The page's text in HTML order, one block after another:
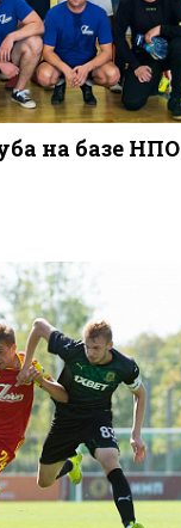
на базе НПО